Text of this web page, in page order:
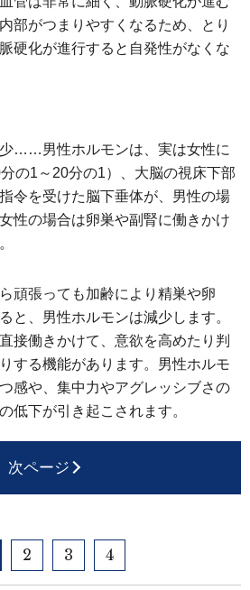
部がつまりやすくなるため、とり
硬化が進行すると自発性がなくな
……男性ホルモンは、実は女性に
の1～20分の1）、大脳の視床下部
令を受けた脳下垂体が、男性の場
性の場合は卵巣や副腎に働きかけ
頑張っても加齢により精巣や卵
と、男性ホルモンは減少します。
接働きかけて、意欲を高めたり判
する機能があります。男性ホルモ
感や、集中力やアグレッシブさの
低下が引き起こされます。
次ページ
2 3 4